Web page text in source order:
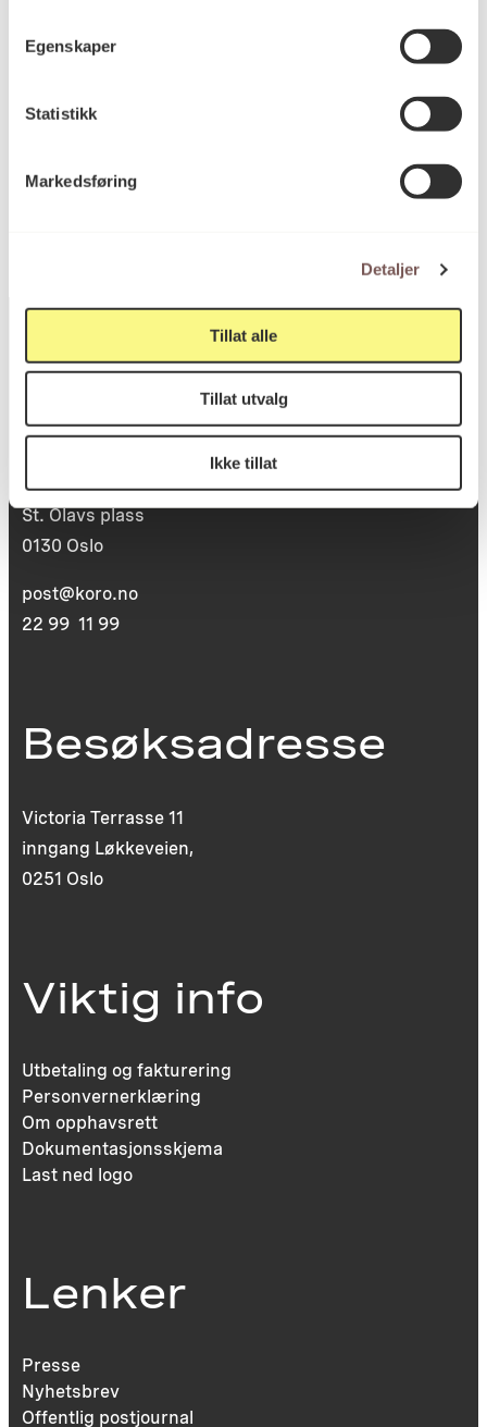
Egenskaper
Statistikk
Markedsføring
Detaljer
Tillat alle
Tillat utvalg
Ikke tillat
Postadresse
Postboks 6994
St. Olavs plass
0130 Oslo
post@koro.no
22 99 11 99
Besøksadresse
Victoria Terrasse 11
inngang Løkkeveien,
0251 Oslo
Viktig info
Utbetaling og fakturering
Personvernerklæring
Om opphavsrett
Dokumentasjonsskjema
Last ned logo
Lenker
Presse
Nyhetsbrev
Offentlig postjournal